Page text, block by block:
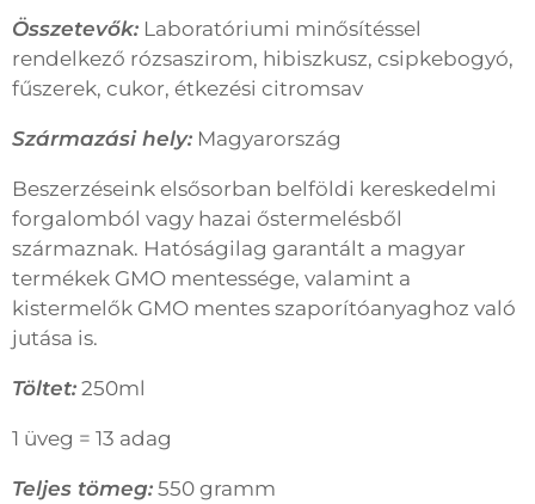
Összetevők: Laboratóriumi minősítéssel
rendelkező rózsaszirom, hibiszkusz, csipkebogyó,
fűszerek, cukor, étkezési citromsav
Származási hely: Magyarország
Beszerzéseink elsősorban belföldi kereskedelmi
forgalomból vagy hazai őstermelésből
származnak. Hatóságilag garantált a magyar
termékek GMO mentessége, valamint a
kistermelők GMO mentes szaporítóanyaghoz való
jutása is.
Töltet: 250ml
1 üveg = 13 adag
Teljes tömeg: 550 gramm